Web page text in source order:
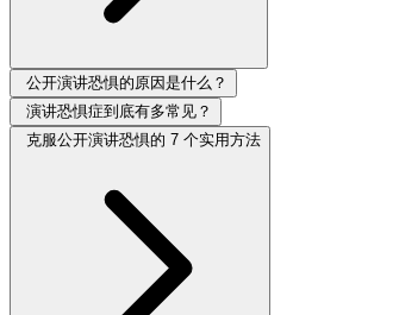
公开演讲恐惧的原因是什么？
演讲恐惧症到底有多常见？
克服公开演讲恐惧的 7 个实用方法